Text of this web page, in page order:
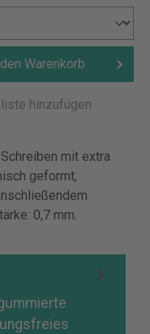
Warenkorb
hinzufügen
mit extra
geformt,
0,7 mm.